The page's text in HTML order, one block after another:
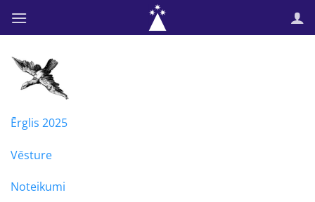
Ērglis 2025
Vēsture
Noteikumi